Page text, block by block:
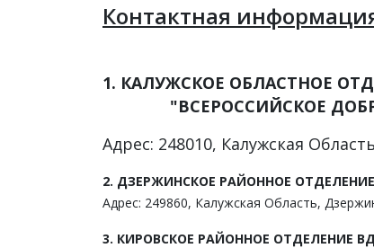
Контактная
1. КАЛУЖСКОЕ
"ВСЕРОССИЙСКОЕ
Адрес: 248010, Калужская
2. ДЗЕРЖИНСКОЕ РАЙОННОЕ
Адрес: 249860, Калужская Область,
3. КИРОВСКОЕ РАЙОННОЕ ОТДЕЛЕНИЕ